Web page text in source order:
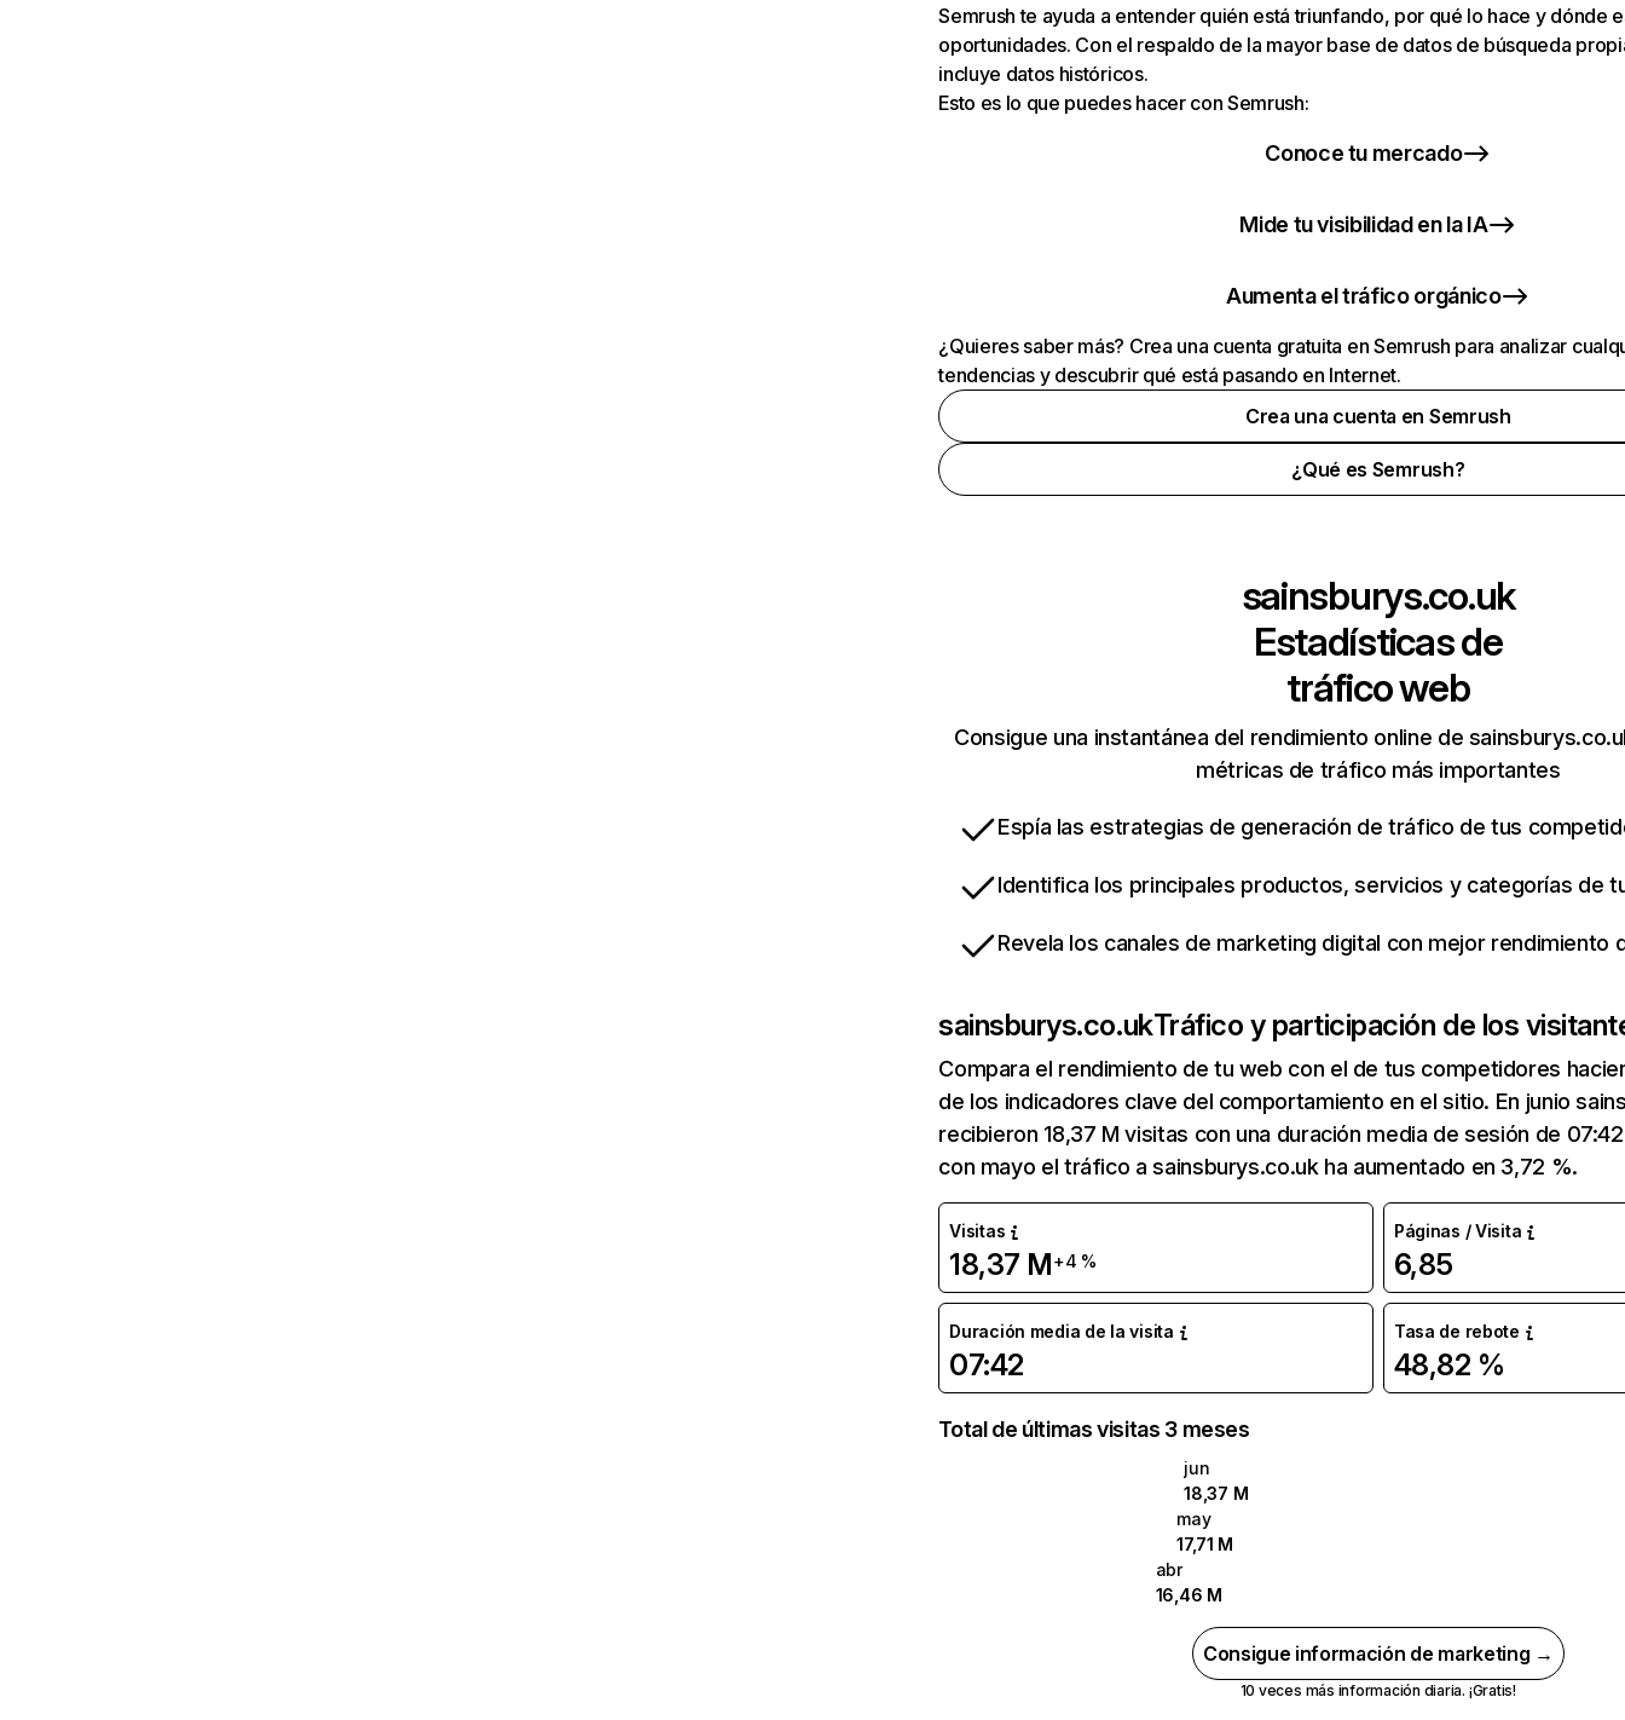
Semrush te ayuda a entender quién está triunfando, por qué lo hace y dónde
oportunidades. Con el respaldo de la mayor base de datos de búsqueda
incluye datos históricos.
Esto es lo que puedes hacer con Semrush:
Conoce tu mercado
Mide tu visibilidad en la IA
Aumenta el tráfico orgánico
¿Quieres saber más? Crea una cuenta gratuita en Semrush para analizar
tendencias y descubrir qué está pasando en Internet.
Crea una cuenta en Semrush
¿Qué es Semrush?
sainsburys.co.uk
Estadísticas de
tráfico web
Consigue una instantánea del rendimiento online de
métricas de tráfico más importantes
Espía las estrategias de generación de tráfico de tus
Identifica los principales productos, servicios y categorías de
Revela los canales de marketing digital con mejor rendimiento
sainsburys.co.ukTráfico y participación de los
Compara el rendimiento de tu web con el de tus competidores
de los indicadores clave del comportamiento en el sitio. En junio
recibieron 18,37 M visitas con una duración media de sesión de
con mayo el tráfico a sainsburys.co.uk ha aumentado en 3,72 %.
Visitas
18,37 M+4 %
Páginas / Visita
6,85
Duración media de la visita
07:42
Tasa de rebote
48,82 %
Total de últimas visitas 3 meses
jun
18,37 M
may
17,71 M
abr
16,46 M
Consigue información de marketing →
10 veces más información diaria. ¡Gratis!